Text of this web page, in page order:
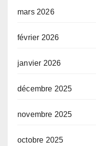
mars 2026
février 2026
janvier 2026
décembre 2025
novembre 2025
octobre 2025